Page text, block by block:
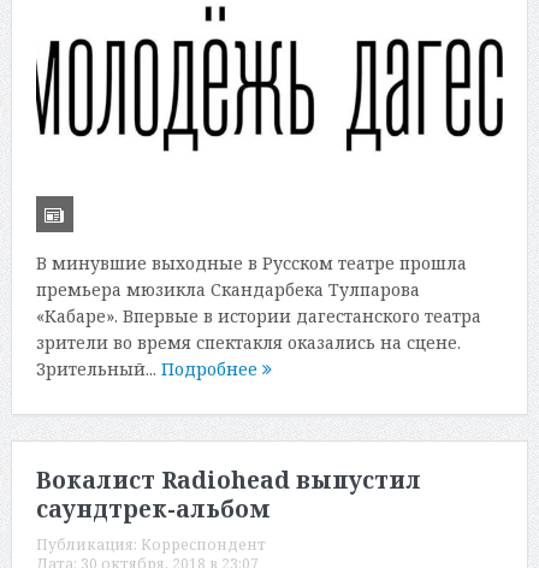
В минувшие выходные в Русском театре прошла
премьера мюзикла Скандарбека Тулпарова
«Кабаре». Впервые в истории дагестанского театра
зрители во время спектакля оказались на сцене.
Зрительный... Подробнее
Вокалист Radiohead выпустил
саундтрек-альбом
Публикация: Корреспондент
Дата: 30 октября, 2018 в 23:07